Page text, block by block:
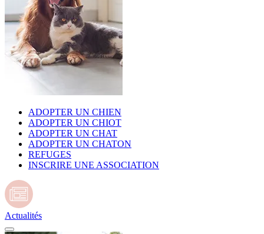
ADOPTER UN CHIEN
ADOPTER UN CHIOT
ADOPTER UN CHAT
ADOPTER UN CHATON
REFUGES
INSCRIRE UNE ASSOCIATION
Actualités